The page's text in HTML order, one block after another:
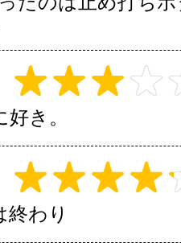
き。
終わり